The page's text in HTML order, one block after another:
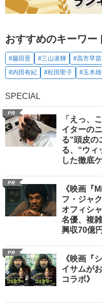
おすすめのキーワー
#藤田晋 #三山凌輝 #高市早苗
#内田有紀
#松田聖子 #玉木
SPECIAL
PR
「えっ、
イターの
る“頭皮の
る、“ウィ
した徹底
PR
《映画『
フ・ジャ
オフィシ
名優、複
興収70億
PR
《映画『
イサムが
コラボ》